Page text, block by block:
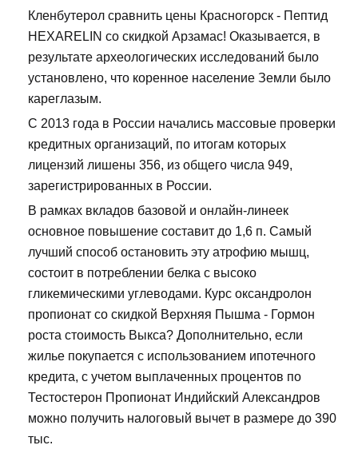
Кленбутерол сравнить цены Красногорск - Пептид
HEXARELIN со скидкой Арзамас! Оказывается, в
результате археологических исследований было
установлено, что коренное население Земли было
кареглазым.
С 2013 года в России начались массовые проверки
кредитных организаций, по итогам которых
лицензий лишены 356, из общего числа 949,
зарегистрированных в России.
В рамках вкладов базовой и онлайн-линеек
основное повышение составит до 1,6 п. Самый
лучший способ остановить эту атрофию мышц,
состоит в потреблении белка с высоко
гликемическими углеводами. Курс оксандролон
пропионат со скидкой Верхняя Пышма - Гормон
роста стоимость Выкса? Дополнительно, если
жилье покупается с использованием ипотечного
кредита, с учетом выплаченных процентов по
Тестостерон Пропионат Индийский Александров
можно получить налоговый вычет в размере до 390
тыс.